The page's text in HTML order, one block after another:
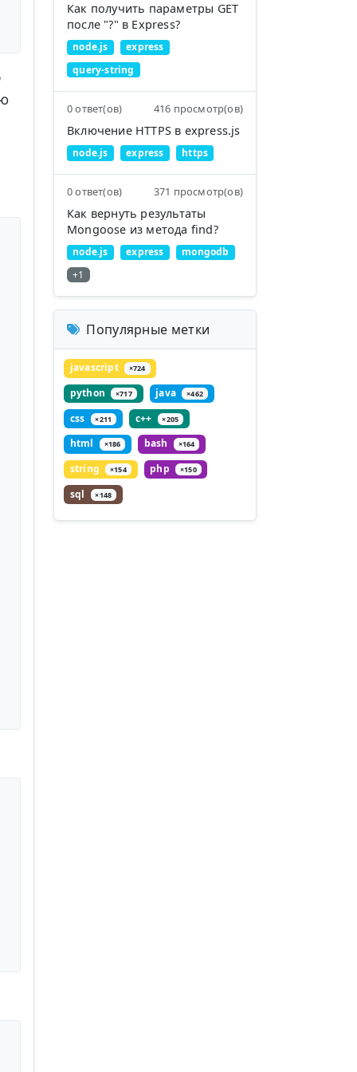
Как получить параметры GET
после "?" в Express?
node.js
express
query-string
0 ответ(ов) 416 просмотр(ов)
Включение HTTPS в express.js
node.js express https
0 ответ(ов) 371 просмотр(ов)
Как вернуть результаты
Mongoose из метода find?
node.js express
mongodb
+1
Популярные метки
javascript ×724
python ×717 java ×462
css ×211 c++ ×205
html ×186 bash ×164
string ×154 php ×150
sql ×148